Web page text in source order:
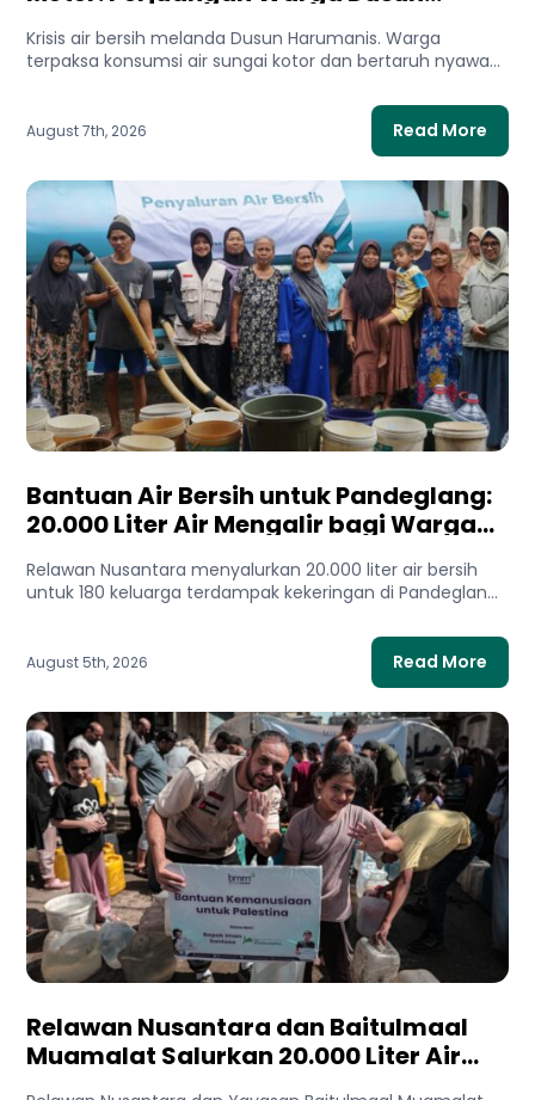
Krisis air bersih melanda Dusun Harumanis. Warga
terpaksa konsumsi air sungai kotor dan bertaruh nyawa
August 7th, 2026 Read More
Bantuan Air Bersih untuk Pandeglang:
20.000 Liter Air Mengalir bagi Warga
Relawan Nusantara menyalurkan 20.000 liter air bersih
untuk 180 keluarga terdampak kekeringan di Pandeglang,
August 5th, 2026 Read More
Relawan Nusantara dan Baitulmaal
Muamalat Salurkan 20.000 Liter Air